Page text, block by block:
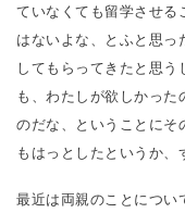
ていなくても留学させる
はないよな、とふと思っ
してもらってきたと思
も、わたしが欲しかっ
のだな、ということにそ
もはっとしたというか、
最近は両親のことについ